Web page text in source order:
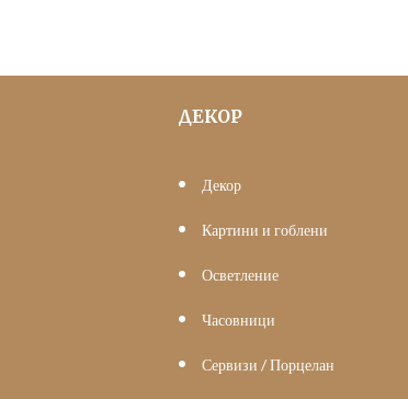
ДЕКОР
Декор
Картини и гоблени
Осветление
Часовници
Сервизи / Порцелан